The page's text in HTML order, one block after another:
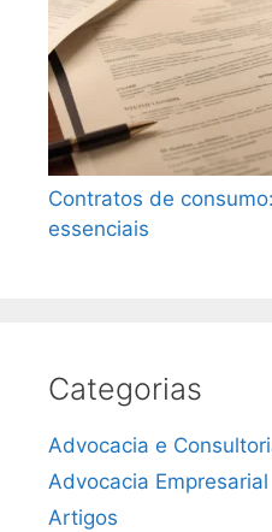
Contratos de
essenciais
Categorias
Advocacia e
Advocacia Empresarial
Artigos